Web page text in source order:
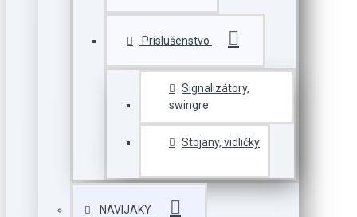
Príslušenstvo
Signalizátory,
swingre
Stojany, vidličky
NAVIJAKY